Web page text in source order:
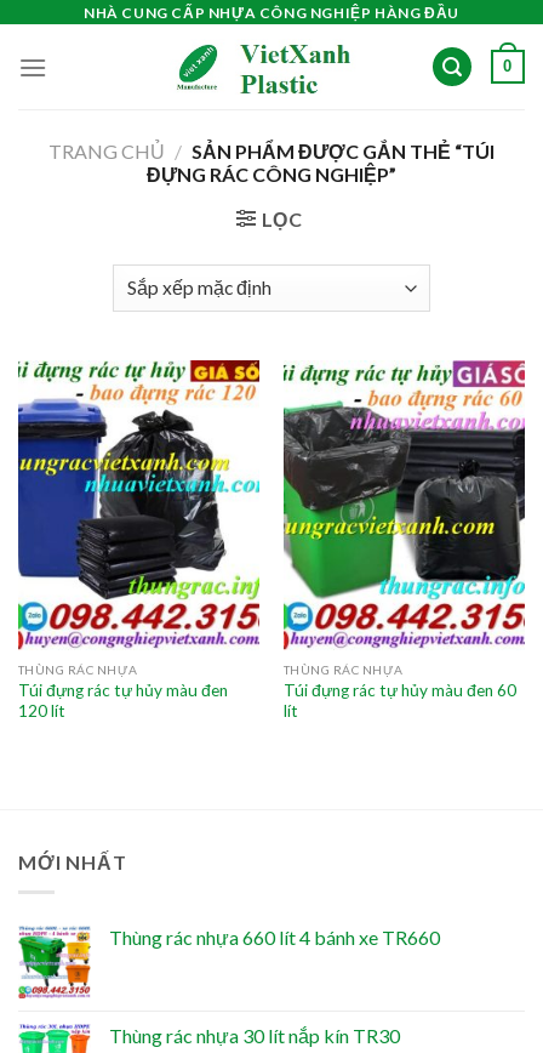
content
NHÀ CUNG CẤP NHỰA CÔNG NGHIỆP HÀNG ĐẦU
0
TRANG CHỦ / SẢN PHẨM ĐƯỢC GẮN THẺ “TÚI
ĐỰNG RÁC CÔNG NGHIỆP”
LỌC
THÙNG RÁC NHỰA
Túi đựng rác tự hủy màu đen
120 lít
THÙNG RÁC NHỰA
Túi đựng rác tự hủy màu đen 60
lít
MỚI NHẤT
Thùng rác nhựa 660 lít 4 bánh xe TR660
Thùng rác nhựa 30 lít nắp kín TR30